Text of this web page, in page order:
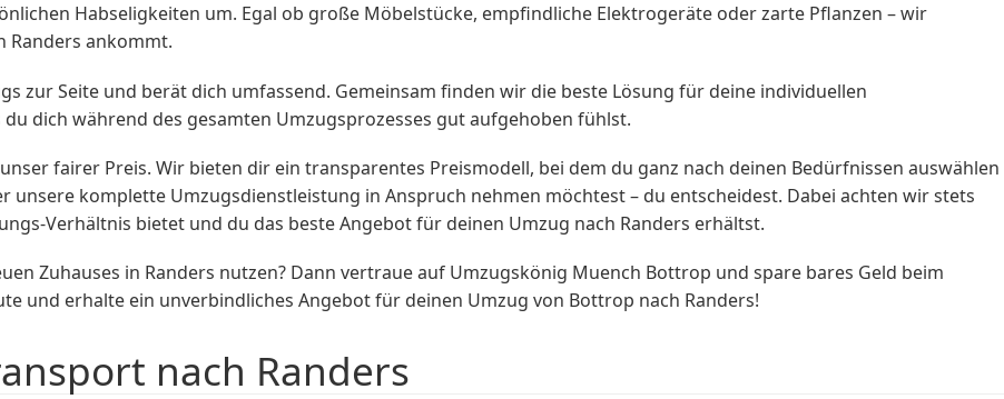
Habseligkeiten um. Egal ob große Möbelstücke, empfindliche Elektrogeräte oder zarte Pflanzen – wir
Randers ankommt.
zur Seite und berät dich umfassend. Gemeinsam finden wir die beste Lösung für deine individuellen
dich während des gesamten Umzugsprozesses gut aufgehoben fühlst.
fairer Preis. Wir bieten dir ein transparentes Preismodell, bei dem du ganz nach deinen Bedürfnissen auswählen
komplette Umzugsdienstleistung in Anspruch nehmen möchtest – du entscheidest. Dabei achten wir stets
Verhältnis bietet und du das beste Angebot für deinen Umzug nach Randers erhältst.
Zuhauses in Randers nutzen? Dann vertraue auf Umzugskönig Muench Bottrop und spare bares Geld beim
und erhalte ein unverbindliches Angebot für deinen Umzug von Bottrop nach Randers!
nach Randers